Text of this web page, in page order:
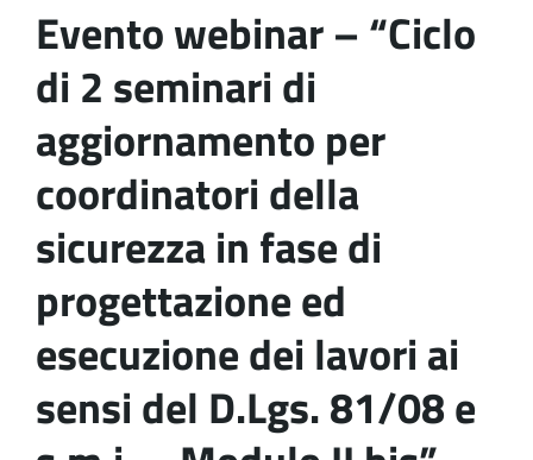
Evento webinar – “Ciclo
di 2 seminari di
aggiornamento per
coordinatori della
sicurezza in fase di
progettazione ed
esecuzione dei lavori ai
sensi del D.Lgs. 81/08 e